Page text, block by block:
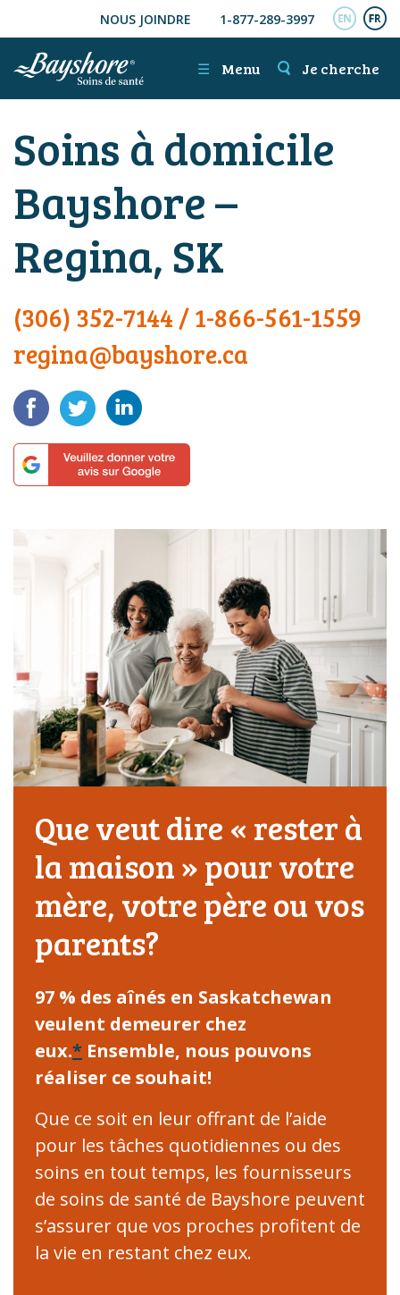
ALLER AU CONTENU PRINCIPAL
NOUS JOINDRE 1-877-289-3997
☰ Menu Je cherche
Soins à domicile
Bayshore –
Regina, SK
(306) 352-7144 /1-866-561-1559
regina@bayshore.ca
Facebook
TwitterLinkedIn
Veuillez donner votre avis sur Google
Que veut dire « rester à
la maison » pour votre
mère, votre père ou vos
parents?
97 % des aînés en Saskatchewan
veulent demeurer chez
eux.* Ensemble, nous pouvons
réaliser ce souhait!
Que ce soit en leur offrant de l’aide
pour les tâches quotidiennes ou des
soins en tout temps, les fournisseurs
de soins de santé de Bayshore peuvent
s’assurer que vos proches profitent de
la vie en restant chez eux.